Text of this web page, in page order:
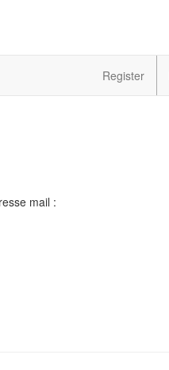
Register
mail :